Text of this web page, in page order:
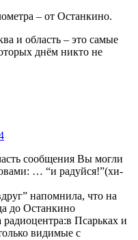
– от Останкино.
и область – это самые
днём никто не
сообщения Вы могли
… “и радуйся!”(хи-
напомнила, что на
до Останкино
Псарьках и
видимые с